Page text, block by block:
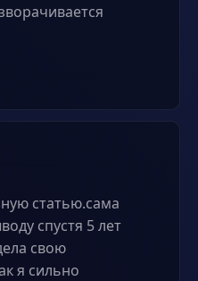
статью.сама
спустя 5 лет
свою
я сильно